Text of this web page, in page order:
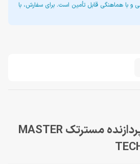
با هماهنگی قابل تأمین است. برای سفارش، با
خرید خنک کننده پردازنده مسترتک MASTER